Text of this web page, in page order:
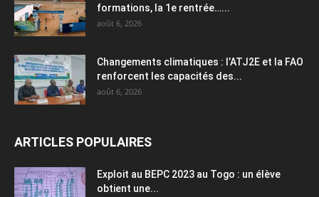
formations, la 1e rentrée…...
août 6, 2026
Changements climatiques : l’ATJ2E et la FAO
renforcent les capacités des...
août 6, 2026
ARTICLES POPULAIRES
Exploit au BEPC 2023 au Togo : un élève
obtient une...